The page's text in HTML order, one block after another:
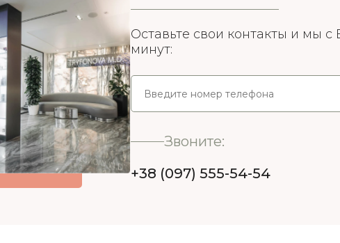
Оставьте свои контакты и мы
минут:
Звоните:
+38 (097) 555-54-54